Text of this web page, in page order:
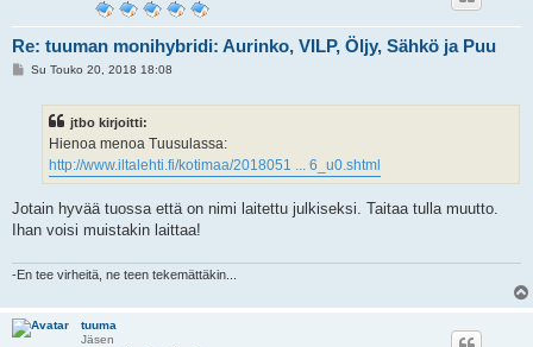
Re: tuuman monihybridi: Aurinko, VILP, Öljy, Sähkö ja Puu
VSu Touko 20, 2018 18:08
jtbo kirjoitti:
Hienoa menoa Tuusulassa:
http://www.iltalehti.fi/kotimaa/2018051 ... 6_u0.shtml
Jotain hyvää tuossa että on nimi laitettu julkiseksi. Taitaa tulla muutto.
Ihan voisi muistakin laittaa!
-En tee virheitä, ne teen tekemättäkin...
tuuma
Jäsen